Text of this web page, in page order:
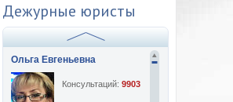
Дежурные юристы
Ольга Евгеньевна
Консультаций: 9903